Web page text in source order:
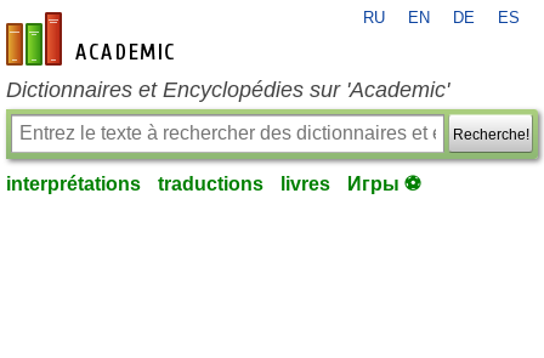
fr-academic.com
RU EN DE ES
Dictionnaires et Encyclopédies sur 'Academic'
Recherche!
interprétations traductions livres Игры ⚽